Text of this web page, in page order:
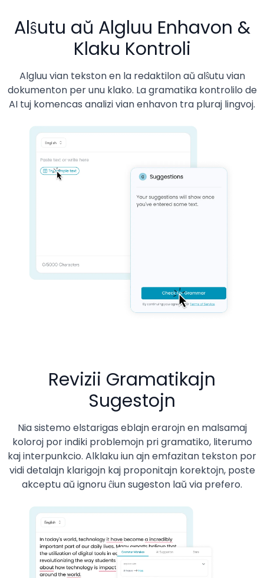
Alŝutu aŭ Algluu Enhavon &
Klaku Kontroli
Algluu vian tekston en la redaktilon aŭ alŝutu vian
dokumenton per unu klako. La gramatika kontrolilo de
AI tuj komencas analizi vian enhavon tra pluraj lingvoj.
Revizii Gramatikajn
Sugestojn
Nia sistemo elstarigas eblajn erarojn en malsamaj
koloroj por indiki problemojn pri gramatiko, literumo
kaj interpunkcio. Alklaku iun ajn emfazitan tekston por
vidi detalajn klarigojn kaj proponitajn korektojn, poste
akceptu aŭ ignoru ĉiun sugeston laŭ via prefero.